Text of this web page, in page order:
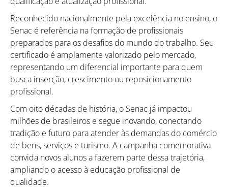
Como utilizar
Reconhecido nacionalmente pela excelência no ensino, o
Senac é referência na formação de profissionais
preparados para os desafios do mundo do trabalho. Seu
certificado é amplamente valorizado pelo mercado,
representando um diferencial importante para quem
busca inserção, crescimento ou reposicionamento
profissional.
Com oito décadas de história, o Senac já impactou
milhões de brasileiros e segue inovando, conectando
tradição e futuro para atender às demandas do comércio
de bens, serviços e turismo. A campanha comemorativa
convida novos alunos a fazerem parte dessa trajetória,
ampliando o acesso à educação profissional de
qualidade.